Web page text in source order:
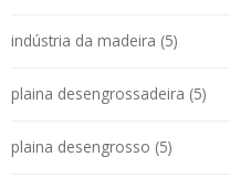
indústria da madeira (5)
plaina desengrossadeira (5)
plaina desengrosso (5)